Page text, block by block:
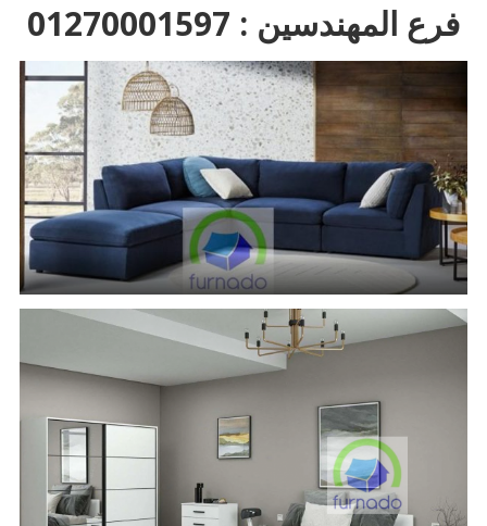
فرع المهندسين : 01270001597